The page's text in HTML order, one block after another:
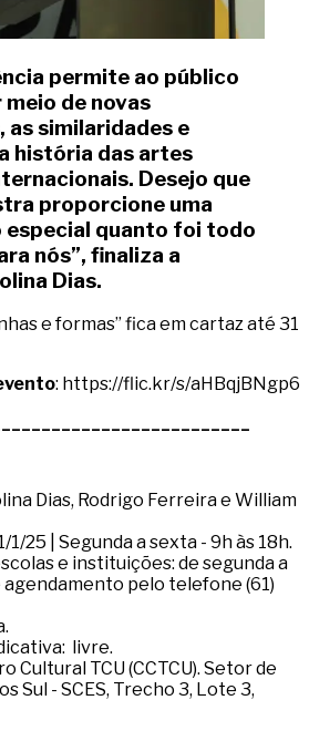
permite ao público
de novas
similaridades e
história das artes
Desejo que
proporcione uma
especial quanto foi todo
nós”, finaliza a
Dias.
e formas” fica em cartaz até 31
: https://flic.kr/s/aHBqjBNgp6
Dias, Rodrigo Ferreira e William
1/25 | Segunda a sexta - 9h às 18h.
e instituições: de segunda a
pelo telefone (61)
livre.
Cultural TCU (CCTCU). Setor de
Sul - SCES, Trecho 3, Lote 3,